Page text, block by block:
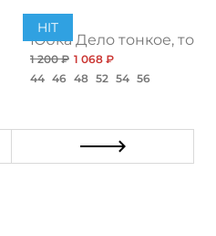
топ
HIT
Юбка Дело тонкое, топ
1 200 ₽ 1 068 ₽
44 46 48 52 54 56